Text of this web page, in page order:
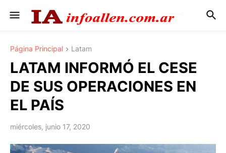
Página Principal Latam
LATAM INFORMÓ EL CESE
DE SUS OPERACIONES EN
EL PAÍS
miércoles, junio 17, 2020